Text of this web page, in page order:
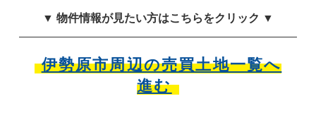
▼ 物件情報が見たい方はこちらをクリック ▼
伊勢原市周辺の売買土地一覧へ
進む